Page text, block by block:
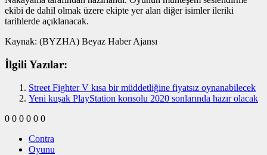
ekibi de dahil olmak üzere ekipte yer alan diğer isimler ileriki
tarihlerde açıklanacak.
Kaynak: (BYZHA) Beyaz Haber Ajansı
İlgili Yazılar:
Street Fighter V kısa bir müddetliğine fiyatsız oynanabilecek
Yeni kuşak PlayStation konsolu 2020 sonlarında hazır olacak
0 0 0 0 0 0
Contra
Oyunu